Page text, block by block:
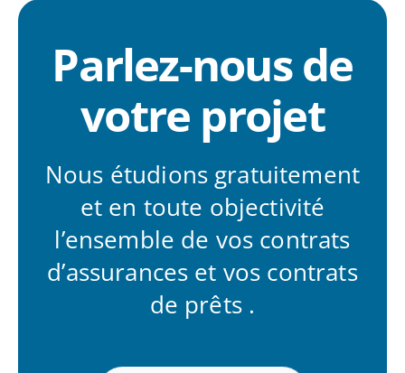
Parlez-nous de
votre projet
Nous étudions gratuitement
et en toute objectivité
l’ensemble de vos contrats
d’assurances et vos contrats
de prêts .